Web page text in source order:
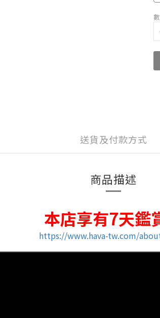
送貨及付款方式
商品描述
本店享有7天鑑
https://www.hava-tw.com/